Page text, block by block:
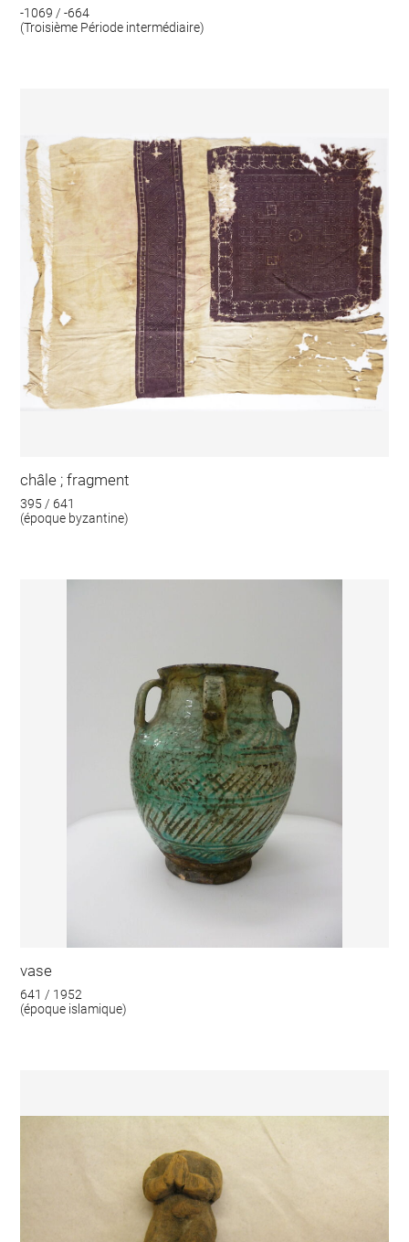
-1069 / -664
(Troisième Période intermédiaire)
châle ; fragment
395 / 641
(époque byzantine)
vase
641 / 1952
(époque islamique)